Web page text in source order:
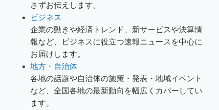
さずお伝えします。
ビジネス
企業の動きや経済トレンド、新サービスや決算情
報など、ビジネスに役立つ速報ニュースを中心に
お届けします。
地方・自治体
各地の話題や自治体の施策・発表・地域イベント
など、全国各地の最新動向を幅広くカバーしてい
ます。